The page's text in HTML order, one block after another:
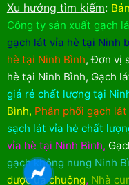
Xu hướng tìm kiếm:
Công ty sản xuất gạch
gạch lát vỉa hè tại Ninh
hè tại Ninh Bình,Đơn vị
hè tại Ninh Bình, Gạch
giá rẻ chất lượng tại
Bình, Phân phối gạch
sạch lát vỉa hè chất
vỉa hè tại Ninh Bình,
gạch không nung Ninh
được ưa chuộng, Nhà